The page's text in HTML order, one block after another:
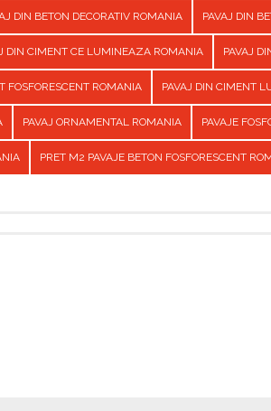
DIN BETON DECORATIV ROMANIA PAVAJ DIN
DIN CIMENT CE LUMINEAZA ROMANIA PAVAJ
FOSFORESCENT ROMANIA PAVAJ DIN CIMENT
PAVAJ ORNAMENTAL ROMANIA PAVAJE
PRET M2 PAVAJE BETON FOSFORESCENT